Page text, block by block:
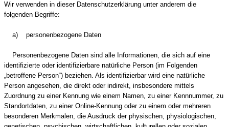
Wir verwenden in dieser Datenschutzerklärung unter anderem die
folgenden Begriffe:
a) personenbezogene Daten
Personenbezogene Daten sind alle Informationen, die sich auf eine
identifizierte oder identifizierbare natürliche Person (im Folgenden
„betroffene Person“) beziehen. Als identifizierbar wird eine natürliche
Person angesehen, die direkt oder indirekt, insbesondere mittels
Zuordnung zu einer Kennung wie einem Namen, zu einer Kennnummer, zu
Standortdaten, zu einer Online-Kennung oder zu einem oder mehreren
besonderen Merkmalen, die Ausdruck der physischen, physiologischen,